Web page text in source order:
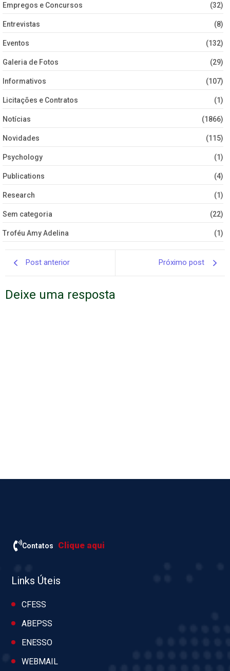
Empregos e Concursos (32)
Entrevistas (8)
Eventos (132)
Galeria de Fotos (29)
Informativos (107)
Licitações e Contratos (1)
Notícias (1866)
Novidades (115)
Psychology (1)
Publications (4)
Research (1)
Sem categoria (22)
Troféu Amy Adelina (1)
Post anterior Próximo post
Deixe uma resposta
Contatos Clique aqui
Links Úteis
CFESS
ABEPSS
ENESSO
WEBMAIL